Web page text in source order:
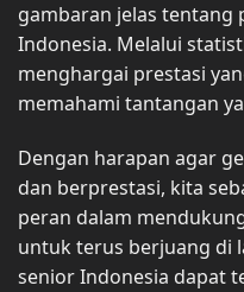
gambaran jelas tentang
Indonesia. Melalui
menghargai prestasi
memahami tantangan
Dengan harapan agar
dan berprestasi, kita
peran dalam
untuk terus berjuang di
senior Indonesia dapat